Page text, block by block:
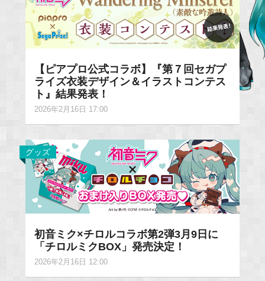
【ピアプロ公式コラボ】『第７回セガプ
ライズ衣装デザイン＆イラストコンテス
ト』結果発表！
2026年2月16日 17:00
グッズ
初音ミク×チロルコラボ第2弾3月9日に
「チロルミクBOX」発売決定！
2026年2月16日 12:00